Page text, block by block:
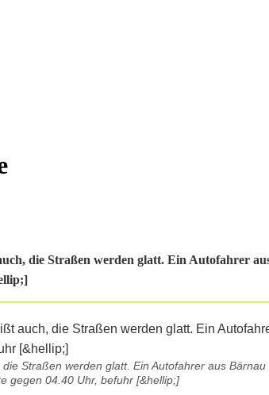
die Straßen werden glatt. Ein Autofahrer
Straßen werden glatt. Ein Autofahrer aus
gegen 04.40 Uhr, befuhr [&hellip;]